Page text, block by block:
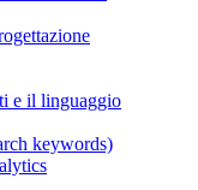
e il linguaggio
keywords)